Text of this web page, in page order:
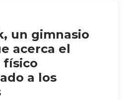
un gimnasio
acerca el
físico
a los